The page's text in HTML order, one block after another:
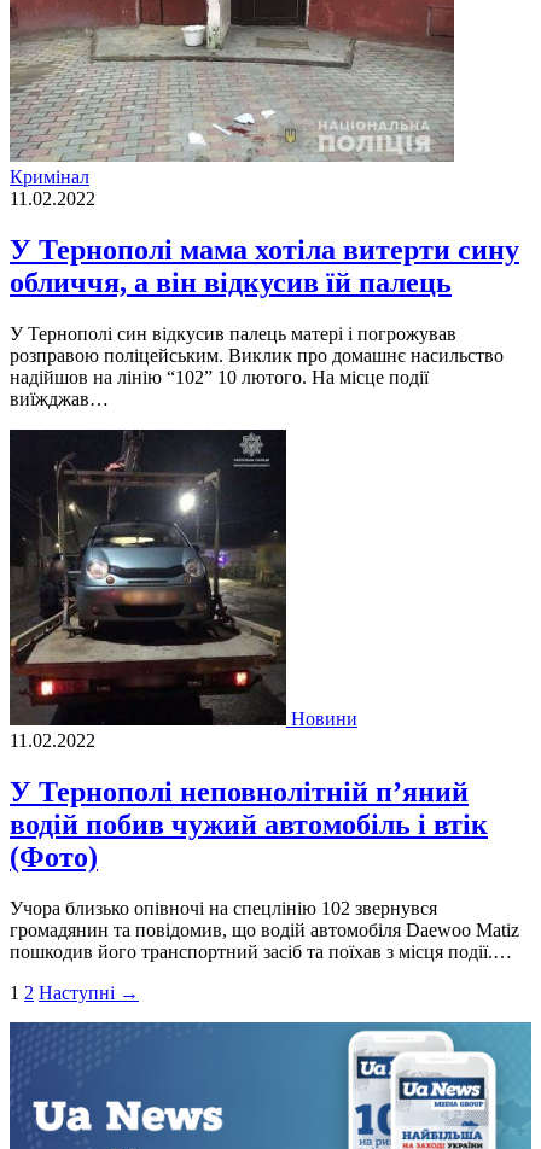
Кримінал
11.02.2022
У Тернополі мама хотіла витерти сину
обличчя, а він відкусив їй палець
У Тернополі син відкусив палець матері і погрожував
розправою поліцейським. Виклик про домашнє насильство
надійшов на лінію “102” 10 лютого. На місце події
виїжджав…
Новини
11.02.2022
У Тернополі неповнолітній п’яний
водій побив чужий автомобіль і втік
(Фото)
Учора близько опівночі на спецлінію 102 звернувся
громадянин та повідомив, що водій автомобіля Daewoo Matiz
пошкодив його транспортний засіб та поїхав з місця події.…
Пагінація
записів
1 2 Наступні →